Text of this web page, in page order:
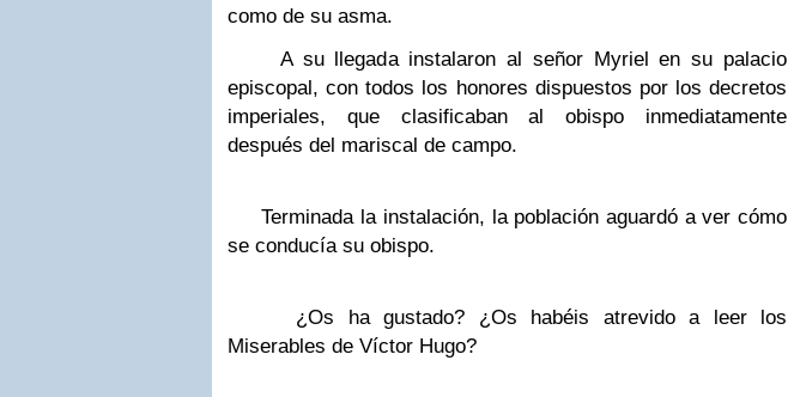
como de su asma.
A su llegada instalaron al señor Myriel en su palacio
episcopal, con todos los honores dispuestos por los decretos
imperiales, que clasificaban al obispo inmediatamente
después del mariscal de campo.
Terminada la instalación, la población aguardó a ver cómo
se conducía su obispo.
¿Os ha gustado? ¿Os habéis atrevido a leer los
Miserables de Víctor Hugo?